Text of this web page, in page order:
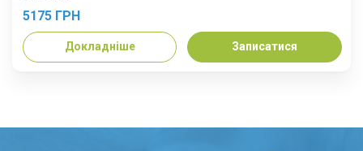
5175 ГРН
Докладніше Записатися